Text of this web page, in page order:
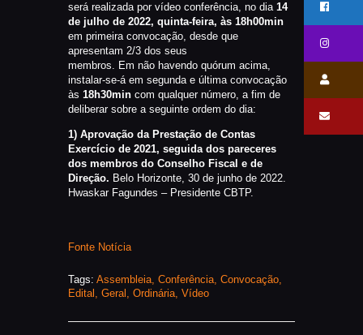
PARCEIROS
MANEJO DO JAVALI
TROCAS E DEVOLUÇÕES
ÁREA PRIVADA
será realizada por vídeo conferência, no dia 14
de julho de 2022, quinta-feira, às 18h00min
em primeira convocação, desde que
apresentam 2/3 dos seus
membros. Em não havendo quórum acima,
instalar-se-á em segunda e última convocação
às 18h30min com qualquer número, a fim de
deliberar sobre a seguinte ordem do dia:
1) Aprovação da Prestação de Contas
Exercício de 2021, seguida dos pareceres
dos membros do Conselho Fiscal e de
Direção. Belo Horizonte, 30 de junho de 2022.
Hwaskar Fagundes – Presidente CBTP.
Fonte Notícia
Tags: Assembleia, Conferência, Convocação,
Edital , Geral , Ordinária, Vídeo